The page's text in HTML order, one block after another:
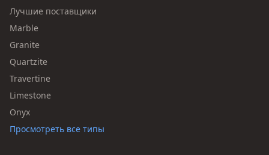
Лучшие поставщики
Marble
Granite
Quartzite
Travertine
Limestone
Onyx
Просмотреть все типы